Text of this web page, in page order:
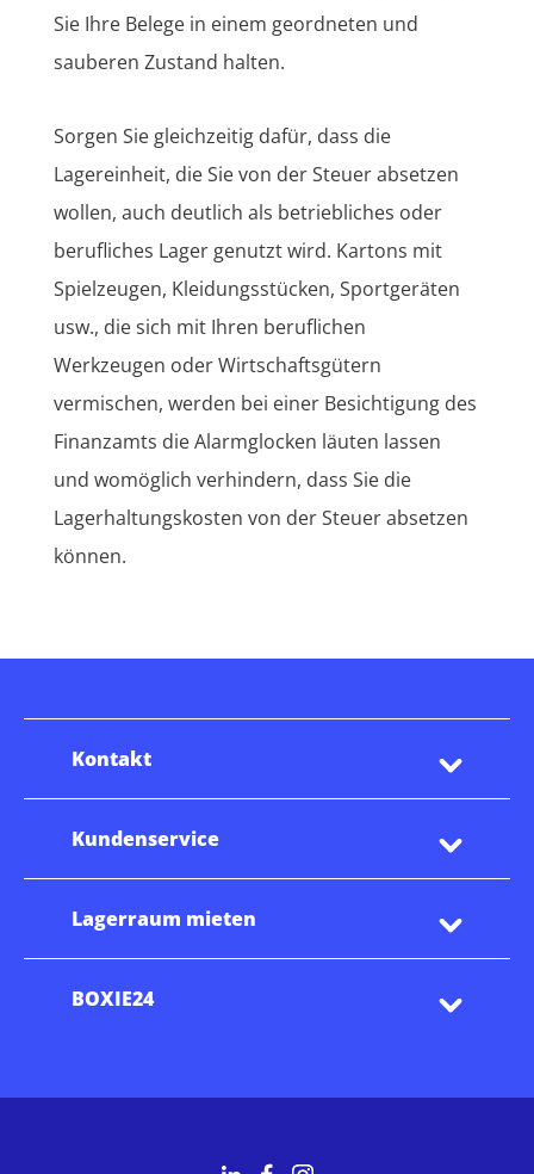
Sie Ihre Belege in einem geordneten und
sauberen Zustand halten.
Sorgen Sie gleichzeitig dafür, dass die
Lagereinheit, die Sie von der Steuer absetzen
wollen, auch deutlich als betriebliches oder
berufliches Lager genutzt wird. Kartons mit
Spielzeugen, Kleidungsstücken, Sportgeräten
usw., die sich mit Ihren beruflichen
Werkzeugen oder Wirtschaftsgütern
vermischen, werden bei einer Besichtigung des
Finanzamts die Alarmglocken läuten lassen
und womöglich verhindern, dass Sie die
Lagerhaltungskosten von der Steuer absetzen
können.
Kontakt
Kundenservice
Lagerraum mieten
BOXIE24